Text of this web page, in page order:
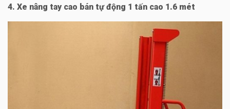
4. Xe nâng tay cao bán tự động 1 tấn cao 1.6 mét